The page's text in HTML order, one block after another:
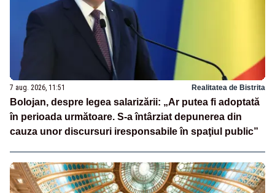
7 aug. 2026, 11:51 Realitatea de Bistrita
Bolojan, despre legea salarizării: „Ar putea fi adoptată
în perioada următoare. S-a întârziat depunerea din
cauza unor discursuri iresponsabile în spaţiul public”